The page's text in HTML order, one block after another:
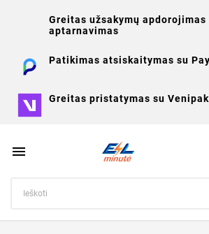
Greitas užsakymų
aptarnavimas
Patikimas atsiskaitymas su
Greitas pristatymas su Venipak
